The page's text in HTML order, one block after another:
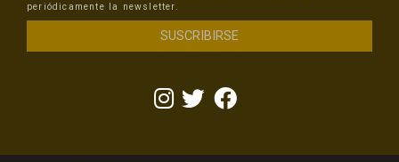
periódicamente la newsletter.